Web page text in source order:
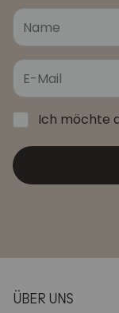
Ich möchte
ÜBER UNS